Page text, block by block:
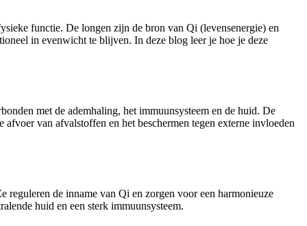
functie. De longen zijn de bron van Qi (levensenergie) en
in evenwicht te blijven. In deze blog leer je hoe je deze
met de ademhaling, het immuunsysteem en de huid. De
van afvalstoffen en het beschermen tegen externe invloeden
reguleren de inname van Qi en zorgen voor een harmonieuze
huid en een sterk immuunsysteem.